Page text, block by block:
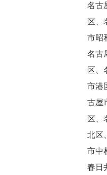
名古
区、
市昭
名古
区、
市港
古屋
区、
北区
市中
春日